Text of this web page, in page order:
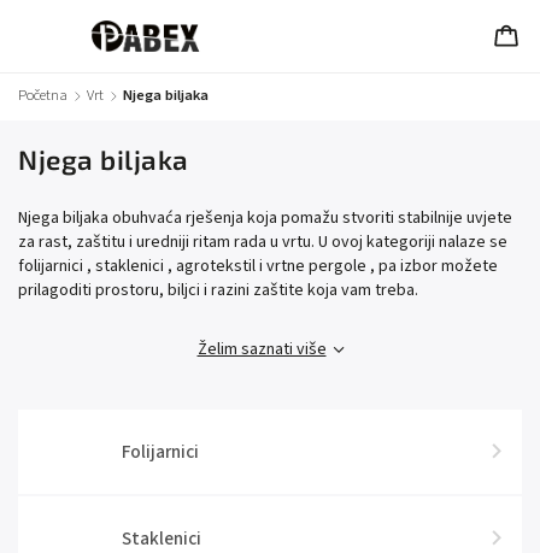
Početna / Vrt / Njega biljaka
Njega biljaka
Njega biljaka obuhvaća rješenja koja pomažu stvoriti stabilnije uvjete
za rast, zaštitu i uredniji ritam rada u vrtu. U ovoj kategoriji nalaze se
folijarnici , staklenici , agrotekstil i vrtne pergole , pa izbor možete
prilagoditi prostoru, biljci i razini zaštite koja vam treba.
Želim saznati više
Folijarnici
Staklenici